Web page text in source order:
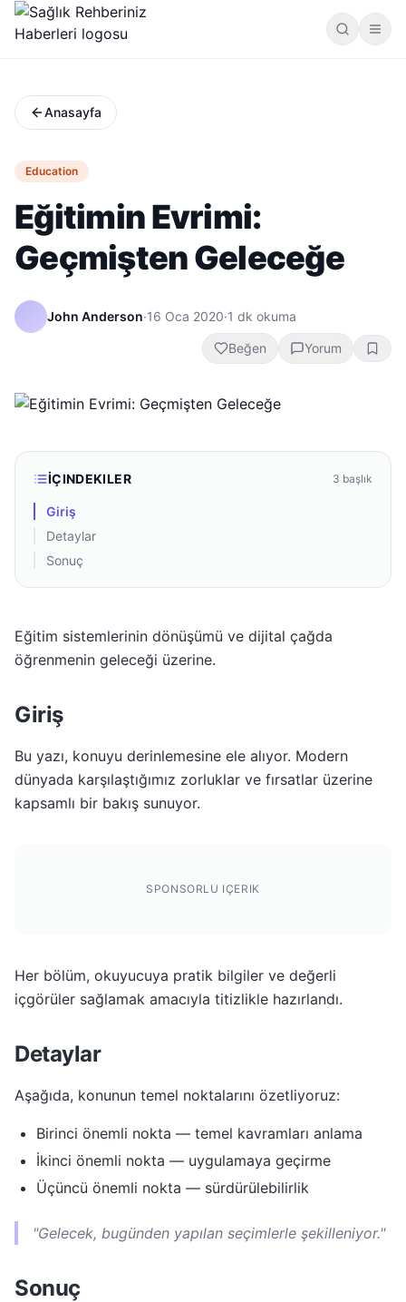
Anasayfa
Education
Eğitimin Evrimi:
Geçmişten Geleceğe
John Anderson·16 Oca 2020·1 dk okuma
Beğen Yorum
İÇINDEKILER 3 başlık
Giriş
Detaylar
Sonuç
Eğitim sistemlerinin dönüşümü ve dijital çağda
öğrenmenin geleceği üzerine.
Giriş
Bu yazı, konuyu derinlemesine ele alıyor. Modern
dünyada karşılaştığımız zorluklar ve fırsatlar üzerine
kapsamlı bir bakış sunuyor.
SPONSORLU IÇERIK
Her bölüm, okuyucuya pratik bilgiler ve değerli
içgörüler sağlamak amacıyla titizlikle hazırlandı.
Detaylar
Aşağıda, konunun temel noktalarını özetliyoruz:
Birinci önemli nokta — temel kavramları anlama
İkinci önemli nokta — uygulamaya geçirme
Üçüncü önemli nokta — sürdürülebilirlik
"Gelecek, bugünden yapılan seçimlerle şekilleniyor."
Sonuç